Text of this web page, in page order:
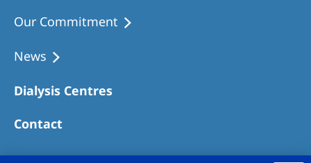
Our Commitment
News
Dialysis Centres
Contact